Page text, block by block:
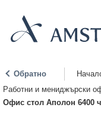
Обратно
Работни и мениджърски
Офис стол Аполон 6400